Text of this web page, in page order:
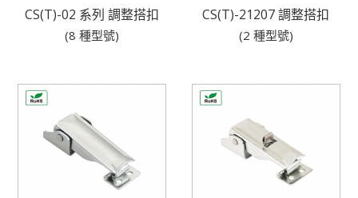
CS(T)-02 系列 調整搭扣
(8 種型號)
CS(T)-21207 調整搭扣
(2 種型號)